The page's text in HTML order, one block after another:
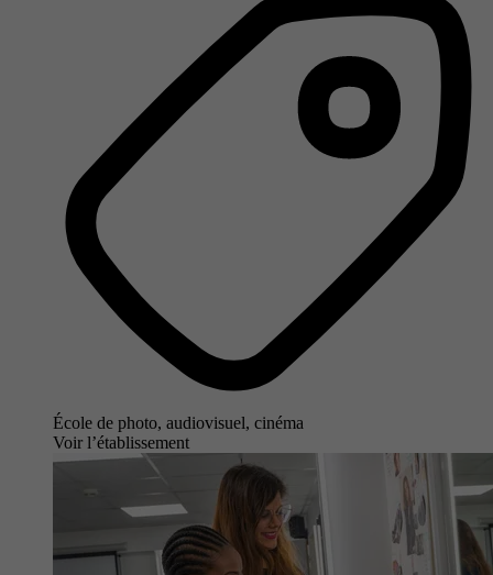
École de photo, audiovisuel, cinéma
Voir l’établissement